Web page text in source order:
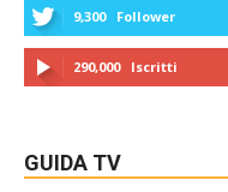
9,300 Follower
290,000 Iscritti
GUIDA TV